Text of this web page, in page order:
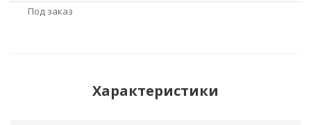
Под заказ
Характеристики